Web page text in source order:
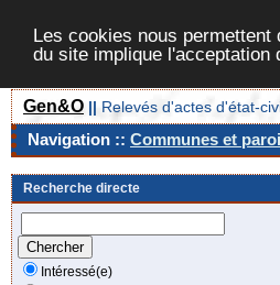
Les cookies nous
du site implique l'acceptation
Gen&O || Relevés d'actes d'état-
Navigation :: Communes et
Recherche directe
Intéressé(e)